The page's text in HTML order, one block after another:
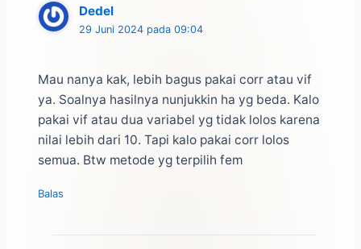
Dedel
29 Juni 2024 pada 09:04
Mau nanya kak, lebih bagus pakai corr atau vif
ya. Soalnya hasilnya nunjukkin ha yg beda. Kalo
pakai vif atau dua variabel yg tidak lolos karena
nilai lebih dari 10. Tapi kalo pakai corr lolos
semua. Btw metode yg terpilih fem
Balas